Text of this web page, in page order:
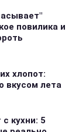
повилика и
хлопот:
вкусом лета
кухни: 5